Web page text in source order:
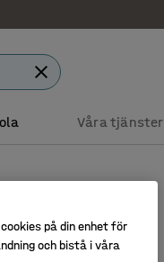
Våra tjänster
på din enhet för
och bistå i våra